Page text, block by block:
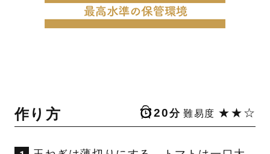
作り方 20分 難易度 ★★☆